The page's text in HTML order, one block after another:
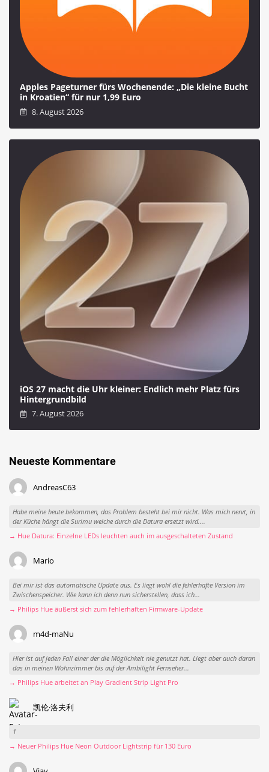
Apples Pageturner fürs Wochenende: „Die kleine Bucht
in Kroatien“ für nur 1,99 Euro
8. August 2026
iOS 27 macht die Uhr kleiner: Endlich mehr Platz fürs
Hintergrundbild
7. August 2026
Neueste Kommentare
AndreasC63
Habe meine heute bekommen, das Problem besteht bei mir nicht. Was mich nervt, in
der Küche hängt die Surimu welche durch die Datura ersetzt wird....
→ Hue Datura: Einzelne LEDs leuchten auch im ausgeschalteten Zustand
Mario
Bei mir ist das automatische Update aus. Es liegt wohl die fehlerhafte Version im
Zwischenspeicher. Wie kann ich denn nun sicherstellen, dass ich...
→ Philips Hue äußerst sich zum fehlerhaften Firmware-Update
m4d-maNu
Hier ist auf jeden Fall einer der die Möglichkeit nie genutzt hat. Liegt aber auch daran
das in meinen Wohnzimmer bis auf der Ambilight Fernseher...
→ Philips Hue arbeitet an Play Gradient Strip Light Pro
凯伦·洛夫利
1
→ Neuer Philips Hue Neon Outdoor Lightstrip für 130 Euro